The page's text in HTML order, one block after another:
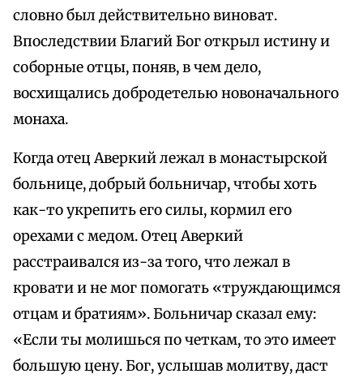
словно был действительно виноват.
Впоследствии Благий Бог открыл истину и
соборные отцы, поняв, в чем дело,
восхищались добродетелью новоначального
монаха.
Когда отец Аверкий лежал в монастырской
больнице, добрый больничар, чтобы хоть
как-то укрепить его силы, кормил его
орехами с медом. Отец Аверкий
расстраивался из-за того, что лежал в
кровати и не мог помогать «труждающимся
отцам и братиям». Больничар сказал ему:
«Если ты молишься по четкам, то это имеет
большую цену. Бог, услышав молитву, даст